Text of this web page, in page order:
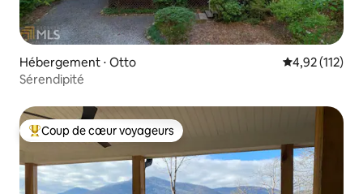
Hébergement ⋅ Otto Évaluation
4,92 (112)
Sérendipité
Coups de cœur voyageurs les plus appréciés
Coup de cœur voyageurs